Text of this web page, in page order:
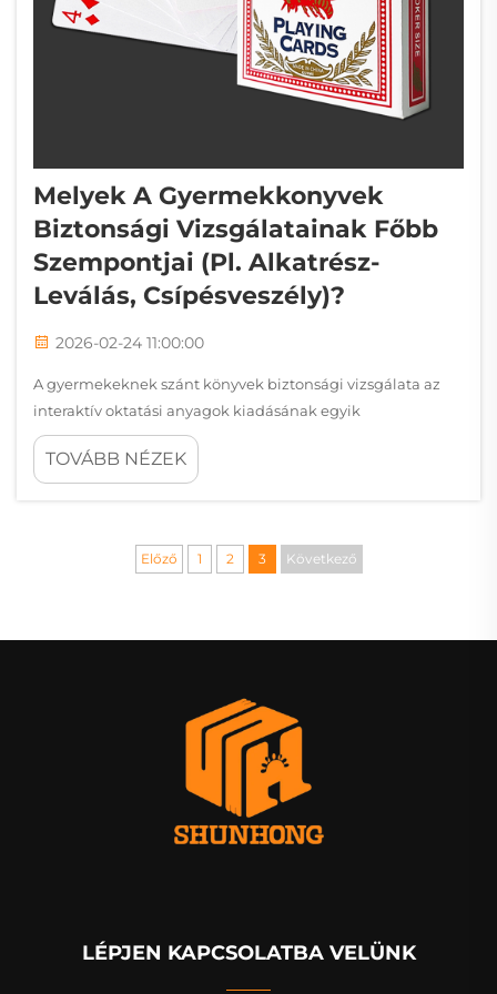
Melyek A Gyermekkonyvek
Biztonsági Vizsgálatainak Főbb
Szempontjai (pl. Alkatrész-
Leválás, Csípésveszély)?
2026-02-24 11:00:00
A gyermekeknek szánt könyvek biztonsági vizsgálata az
interaktív oktatási anyagok kiadásának egyik
legkritikusabb aspektusa. Amikor a gyermekeknek szánt
húzó- és tolókönyvek biztonsági vizsgálatáról van szó, a
TOVÁBB NÉZEK
Előző 1 2 3 Következő
LÉPJEN KAPCSOLATBA VELÜNK